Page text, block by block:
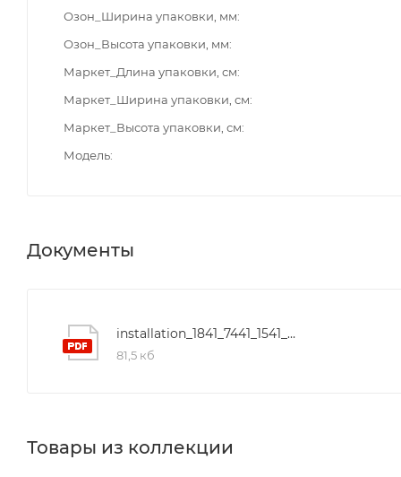
Озон_Ширина упаковки, мм
Озон_Высота упаковки, мм
Маркет_Длина упаковки, см
Маркет_Ширина упаковки, см
Маркет_Высота упаковки, см
Модель
Документы
installation_1841_7441_1541_10641_4141_5341
81,5 кб
Товары из коллекции